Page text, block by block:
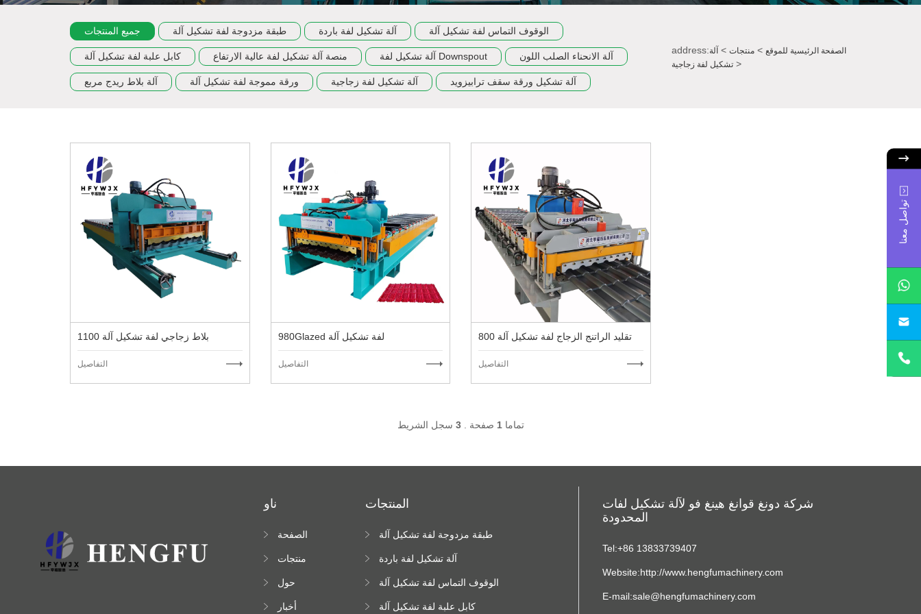
جميع المنتجات طبقة مزدوجة لفة تشكيل آلة آلة تشكيل لفة باردة الوقوف التماس لفة تشكيل آلة
كابل علبة لفة تشكيل آلة منصة آلة تشكيل لفة عالية الارتفاع آلة تشكيل لفة Downspout آلة الانحناء الصلب اللون
آلة بلاط ريدج مربع ورقة مموجة لفة تشكيل آلة آلة تشكيل لفة زجاجية آلة تشكيل ورقة سقف ترابيزويد
address: الصفحة الرئيسية للموقع >منتجات >آلة
تشكيل لفة زجاجية>
1100 بلاط زجاجي لفة تشكيل آلة
التفاصيل
980Glazed لفة تشكيل آلة
التفاصيل
800 تقليد الراتنج الزجاج لفة تشكيل آلة
التفاصيل
تماما1 صفحة .3 سجل الشريط
ناو
الصفحة
منتجات
حول
أخبار
المنتجات
طبقة مزدوجة لفة تشكيل آلة
آلة تشكيل لفة باردة
الوقوف التماس لفة تشكيل آلة
كابل علبة لفة تشكيل آلة
شركة دونغ قوانغ هينغ فو لآلة تشكيل لفات
المحدودة
Tel:+86 13833739407
Website:http://www.hengfumachinery.com
E-mail:sale@hengfumachinery.com
تواصل معنا